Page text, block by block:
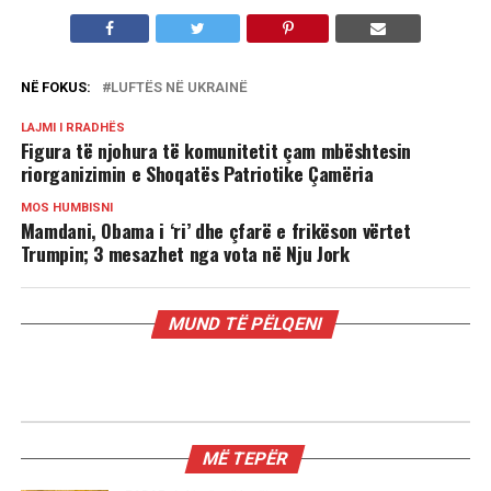
NË FOKUS: LUFTËS NË UKRAINË
LAJMI I RRADHËS
Figura të njohura të komunitetit çam mbështesin
riorganizimin e Shoqatës Patriotike Çamëria
MOS HUMBISNI
Mamdani, Obama i ‘ri’ dhe çfarë e frikëson vërtet
Trumpin; 3 mesazhet nga vota në Nju Jork
MUND TË PËLQENI